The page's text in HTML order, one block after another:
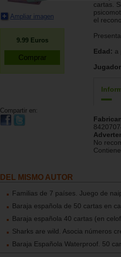
Ampliar imagen
9.99 Euros
Compartir en:
cartas.
el
Edad: a
No
DEL MISMO AUTOR
Familias de 7 países. Juego de
Baraja española de 50 cartas en
Baraja española 40 cartas (en
Sharks are wild. Asocia números
Baraja Española Waterproof. 50